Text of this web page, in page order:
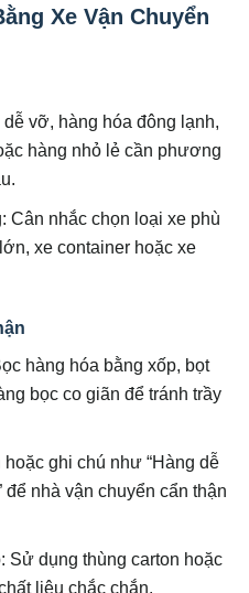
Xe Vận Chuyển
vỡ, hàng hóa đông lạnh,
hàng nhỏ lẻ cần phương
nhắc chọn loại xe phù
xe container hoặc xe
hàng hóa bằng xốp, bọt
bọc co giãn để tránh trầy
ghi chú như “Hàng dễ
để nhà vận chuyển cẩn thận
Sử dụng thùng carton hoặc
liệu chắc chắn.